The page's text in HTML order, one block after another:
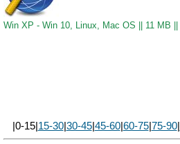
Win XP - Win 10, Linux, Mac OS 11 MB
|0-15| 15-30| 30-45| 45-60| 60-75| 75-90|